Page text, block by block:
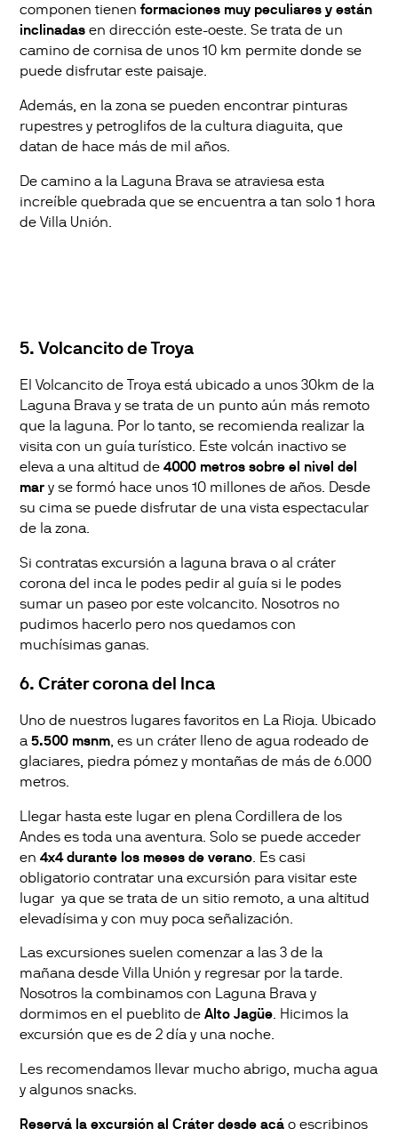
componen tienenformaciones muy peculiares y están
inclinadas en dirección este-oeste. Se trata de un
camino de cornisa de unos 10 km permite donde se
puede disfrutar este paisaje.
Además, en la zona se pueden encontrar pinturas
rupestres y petroglifos de la cultura diaguita, que
datan de hace más de mil años.
De camino a la Laguna Brava se atraviesa esta
increíble quebrada que se encuentra a tan solo 1 hora
de Villa Unión.
5. Volcancito de Troya
El Volcancito de Troya está ubicado a unos 30km de la
Laguna Brava y se trata de un punto aún más remoto
que la laguna. Por lo tanto, se recomienda realizar la
visita con un guía turístico. Este volcán inactivo se
eleva a una altitud de4000 metros sobre el nivel del
mar y se formó hace unos 10 millones de años. Desde
su cima se puede disfrutar de una vista espectacular
de la zona.
Si contratas excursión a laguna brava o al cráter
corona del inca le podes pedir al guía si le podes
sumar un paseo por este volcancito. Nosotros no
pudimos hacerlo pero nos quedamos con
muchísimas ganas.
6. Cráter corona del Inca
Uno de nuestros lugares favoritos en La Rioja. Ubicado
a5.500 msnm, es un cráter lleno de agua rodeado de
glaciares, piedra pómez y montañas de más de 6.000
metros.
Llegar hasta este lugar en plena Cordillera de los
Andes es toda una aventura. Solo se puede acceder
en4x4 durante los meses de verano . Es casi
obligatorio contratar una excursión para visitar este
lugar ya que se trata de un sitio remoto, a una altitud
elevadísima y con muy poca señalización.
Las excursiones suelen comenzar a las 3 de la
mañana desde Villa Unión y regresar por la tarde.
Nosotros la combinamos con Laguna Brava y
dormimos en el pueblito deAlto Jagüe. Hicimos la
excursión que es de 2 día y una noche.
Les recomendamos llevar mucho abrigo, mucha agua
y algunos snacks.
Reservá la excursión al Cráter desde acá o escribinos